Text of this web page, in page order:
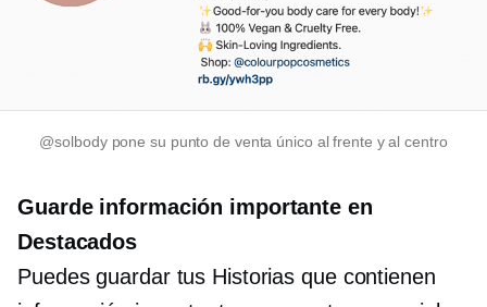
@solbody pone su punto de venta único al frente y al centro
Guarde información importante en
Destacados
Puedes guardar tus Historias que contienen